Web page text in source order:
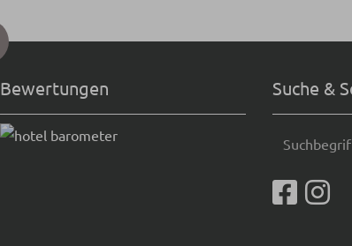
Bewertungen Suche &
eingeben